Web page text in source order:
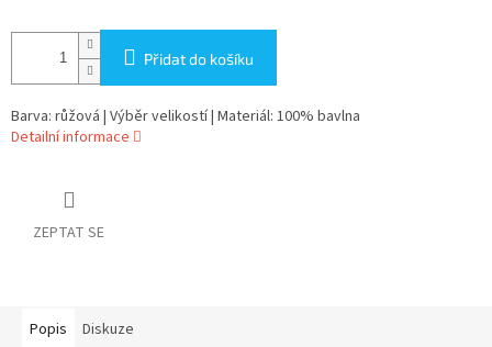
Přidat do košíku
Barva: růžová | Výběr velikostí | Materiál: 100% bavlna
Detailní informace
ZEPTAT SE
Popis Diskuze